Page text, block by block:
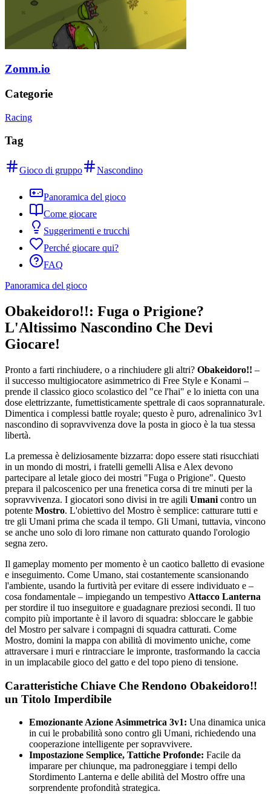
Zomm.io
Categorie
Racing
Tag
Gioco di gruppo Nascondino
Panoramica del gioco
Come giocare
Suggerimenti e trucchi
Perché giocare qui?
FAQ
Panoramica del gioco
Obakeidoro!!: Fuga o Prigione?
L'Altissimo Nascondino Che Devi
Giocare!
Pronto a farti rinchiudere, o a rinchiudere gli altri? Obakeidoro!! –
il successo multigiocatore asimmetrico di Free Style e Konami –
prende il classico gioco scolastico del "ce l'hai" e lo inietta con una
dose elettrizzante, fumettisticamente spettrale di caos soprannaturale.
Dimentica i complessi battle royale; questo è puro, adrenalinico 3v1
nascondino di sopravvivenza dove la posta in gioco è la tua stessa
libertà.
La premessa è deliziosamente bizzarra: dopo essere stati risucchiati
in un mondo di mostri, i fratelli gemelli Alisa e Alex devono
partecipare al letale gioco dei mostri "Fuga o Prigione". Questo
prepara il palcoscenico per una frenetica corsa di tre minuti per la
sopravvivenza. I giocatori sono divisi in tre agili Umani contro un
potente Mostro. L'obiettivo del Mostro è semplice: catturare tutti e
tre gli Umani prima che scada il tempo. Gli Umani, tuttavia, vincono
se anche uno solo di loro rimane non catturato quando l'orologio
segna zero.
Il gameplay momento per momento è un caotico balletto di evasione
e inseguimento. Come Umano, stai costantemente scansionando
l'ambiente, usando la furtività per evitare di essere individuato e –
cosa fondamentale – impiegando un tempestivo Attacco Lanterna
per stordire il tuo inseguitore e guadagnare preziosi secondi. Il tuo
compito più importante è il lavoro di squadra: sbloccare le gabbie
del Mostro per salvare i compagni di squadra catturati. Come
Mostro, domini la mappa con abilità di movimento uniche, come
attraversare i muri e rintracciare le impronte, trasformando la caccia
in un implacabile gioco del gatto e del topo pieno di tensione.
Caratteristiche Chiave Che Rendono Obakeidoro!!
un Titolo Imperdibile
Emozionante Azione Asimmetrica 3v1: Una dinamica unica
in cui le probabilità sono contro gli Umani, richiedendo una
cooperazione intelligente per sopravvivere.
Impostazione Semplice, Tattiche Profonde: Facile da
imparare per chiunque, ma padroneggiare i tempi dello
Stordimento Lanterna e delle abilità del Mostro offre una
sorprendente profondità strategica.